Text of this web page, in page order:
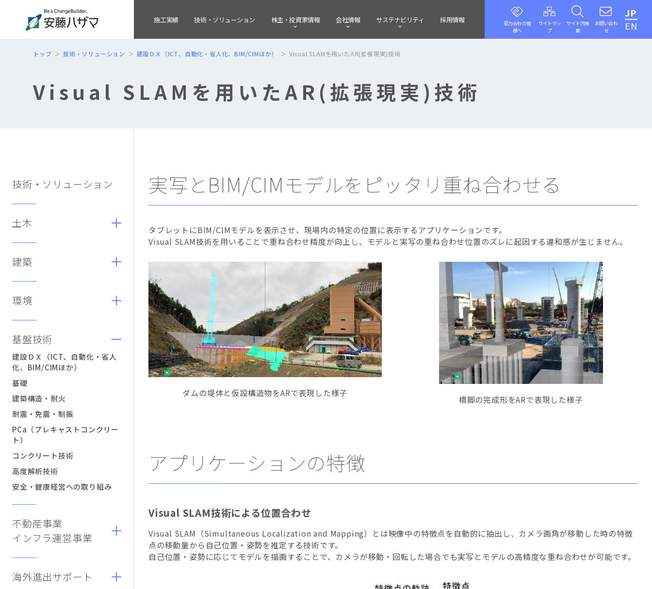
施工実績 技術・ ソリューション 株主・投資家情報 会社情報 サステナビリティ 採用情報
協力会社の皆
様へ
サイトマッ
プ
サイト内検
索
お問い合わ
せ
JP
EN
トップ 技術・ソリューション 建設ＤＸ（ICT、自動化・省人化、BIM/CIMほか） Visual SLAMを用いたAR(拡張現実)技術
Visual SLAMを用いたAR(拡張現実)技術
技術・ソリューション
土木
建築
環境
基盤技術
建設ＤＸ（ICT、自動化・省人
化、BIM/CIMほか）
基礎
建築構造・耐火
耐震・免震・制振
PCa（プレキャストコンクリー
ト）
コンクリート技術
高度解析技術
安全・健康経営への取り組み
不動産事業
インフラ運営事業
海外進出サポート
実写とBIM/CIMモデルをピッタリ重ね合わせる
タブレットにBIM/CIMモデルを表示させ、現場内の特定の位置に表示するアプリケーションです。
Visual SLAM技術を用いることで重ね合わせ精度が向上し、モデルと実写の重ね合わせ位置のズレに起因する違和感が生じません。
ダムの堤体と仮設構造物をARで表現した様子
橋脚の完成形をARで表現した様子
アプリケーションの特徴
Visual SLAM技術による位置合わせ
Visual SLAM（Simultaneous Localization and Mapping）とは映像中の特徴点を自動的に抽出し、カメラ画角が移動した時の特徴
点の移動量から自己位置・姿勢を推定する技術です。
自己位置・姿勢に応じてモデルを描画することで、カメラが移動・回転した場合でも実写とモデルの高精度な重ね合わせが可能です。